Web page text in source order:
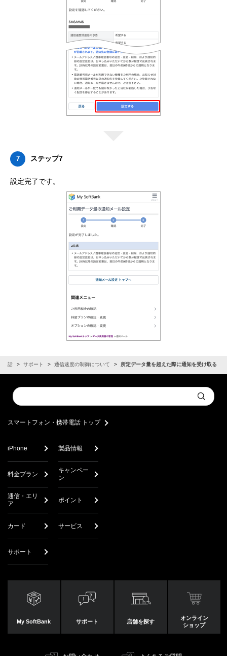
7 ステップ7
設定完了です。
電話 サポート 通信速度の制御について 所定データ量を超えた際に通知を受け取る
Conduct
a
Submit
スマートフォン・携帯電話 トップ
iPhone 製品情報
料金プラン
キャンペー
ン
通信・エリ
ア
ポイント
カード サービス
サポート
My SoftBank サポート 店舗を探す
オンライン
ショップ